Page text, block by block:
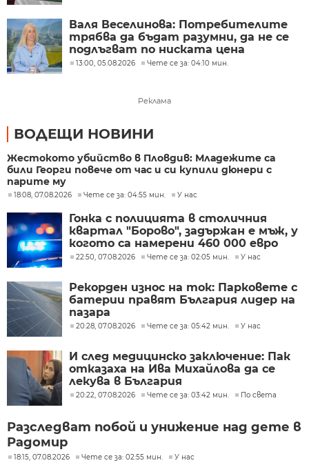
Валя Веселинова: Потребителите
трябва да бъдат разумни, да не се
подлъгват по ниската цена
13:00, 05.08.2026 Чете се за: 04:10 мин.
Реклама
ВОДЕЩИ НОВИНИ
Жестокото убийство в Пловдив: Младежите са
били Георги повече от час и си купили дюнери с
парите му
18:08, 07.08.2026 Чете се за: 04:55 мин. У нас
Гонка с полицията в столичния
квартал "Борово", задържан е мъж, у
когото са намерени 460 000 евро
22:50, 07.08.2026 Чете се за: 02:05 мин. У нас
Рекорден износ на ток: Парковете с
батерии правят България лидер на
пазара
20:28, 07.08.2026 Чете се за: 05:42 мин. У нас
И след медицинско заключение: Пак
отказаха на Ива Михайлова да се
лекува в България
20:22, 07.08.2026 Чете се за: 03:42 мин. По света
Разследват побой и унижение над дете в
Радомир
18:15, 07.08.2026 Чете се за: 02:55 мин. У нас